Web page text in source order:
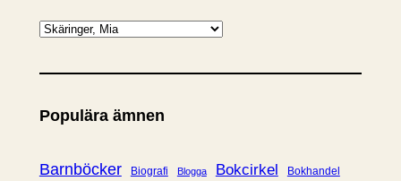
K
t
g
r
Populära ämnen
Barnböcker Biografi Blogga Bokcirkel Bokhandel